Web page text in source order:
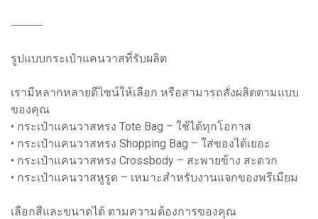
⸻
รูปแบบกระเป๋าแคนวาสที่รับผลิต
เรามีหลากหลายดีไซน์ให้เลือก หรือสามารถสั่งผลิตตามแบบ
ของคุณ
• กระเป๋าแคนวาสทรง Tote Bag – ใช้ได้ทุกโอกาส
• กระเป๋าแคนวาสทรง Shopping Bag – ใส่ของได้เยอะ
• กระเป๋าแคนวาสทรง Crossbody – สะพายข้าง สะดวก
• กระเป๋าแคนวาสหูรูด – เหมาะสำหรับงานแจกของพรีเมียม
เลือกสีและขนาดได้ ตามความต้องการของคุณ